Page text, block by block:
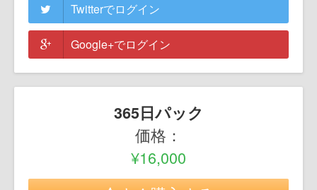
Twitterでログイン
Google+でログイン
365日パック
価格：
¥16,000